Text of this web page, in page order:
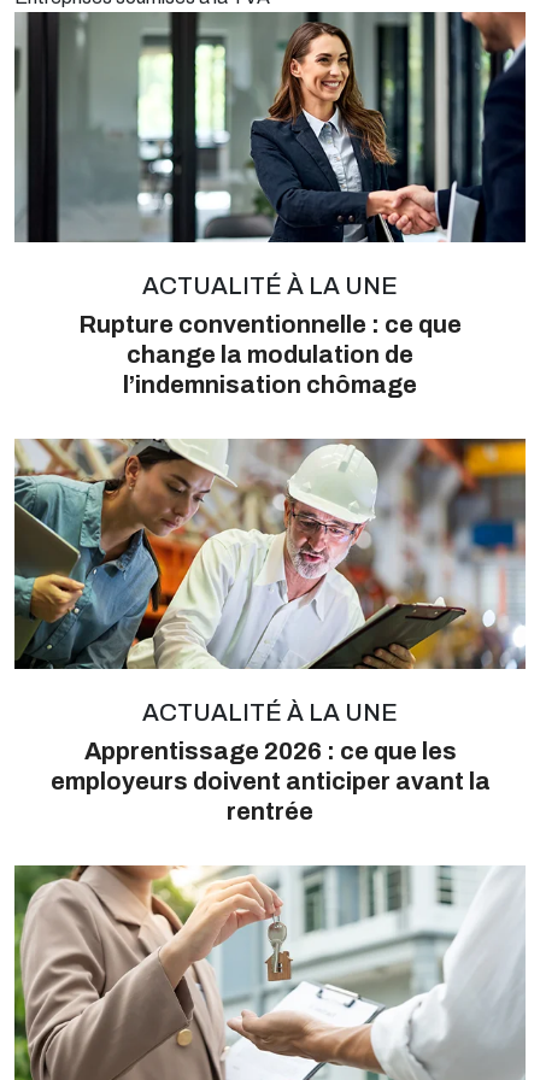
ACTUALITÉ À LA UNE
Rupture conventionnelle : ce que
change la modulation de
l’indemnisation chômage
ACTUALITÉ À LA UNE
Apprentissage 2026 : ce que les
employeurs doivent anticiper avant la
rentrée